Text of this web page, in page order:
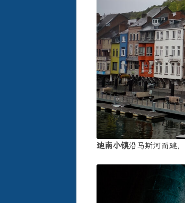
迪南小镇沿马斯河而建，